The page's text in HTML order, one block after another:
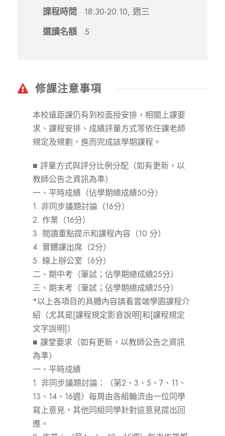
課程時間
18:30-20:10, 週三
選讀名額
5
修課注意事項
本校遠距課仍有到校面授安排，相關上課要
求、課程安排、成績評量方式等依任課老師
規定及規劃，進而完成該學期課程。
■ 評量方式與評分比例分配（如有更新，以
教師公告之資訊為準）
一、平時成績（佔學期總成績50分）
1. 非同步議題討論（16分）
2. 作業（16分）
3. 閱讀重點提示和課程內容（10 分）
4. 實體課出席（2分）
5. 線上辦公室（6分）
二、期中考（筆試；佔學期總成績25分）
三、期末考（筆試；佔學期總成績25分）
*以上各項目的具體內容請看雲端學園課程介
紹（尤其是[課程規定影音說明]和[課程規定
文字說明]）
■ 課堂要求（如有更新，以教師公告之資訊
為準）
一、平時成績
1. 非同步議題討論：（第2、3、5、7、11、
13、14、16週）每周由各組輪流由一位同學
寫上意見，其他同組同學針對這意見提出回
應。